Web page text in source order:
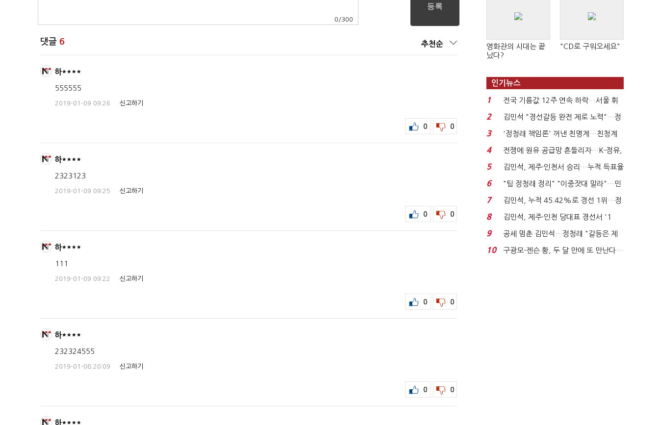
0 /300
댓글 6 추천순
하****
555555
2019-01-09 09:26 신고하기
0 0
하****
2323123
2019-01-09 09:25 신고하기
0 0
하****
111
2019-01-09 09:22 신고하기
0 0
하****
232324555
2019-01-08 20:09 신고하기
0 0
하****
영화관의 시대는 끝
났다?
"CD로 구워오세요"
인기뉴스
1
전국 기름값 12주 연속 하락…서울 휘
발윳값 1909원...
2
김민석 "경선갈등 완전 제로 노력"…정
청래 "반명 공세 사...
3
'정청래 책임론' 꺼낸 친명계…친청계
는 추가투표 때리기...
4
전쟁에 원유 공급망 흔들리자…K-정유,
에너지안보 핵심...
5
김민석, 제주·인천서 승리…누적 득표율
'1위 탈환'(종합)...
6
"팀 정청래 정리" "이중잣대 말라"…민
주 최고위원 계파 다...
7
김민석, 누적 45.42%로 경선 1위…정
청래와 격차 0.86%p(...
8
김민석, 제주·인천 당대표 경선서 '1
위'(1보)...
9
공세 멈춘 김민석…정청래 "갈등은 제
가 수습"
10
구광모-젠슨 황, 두 달 만에 또 만난다…